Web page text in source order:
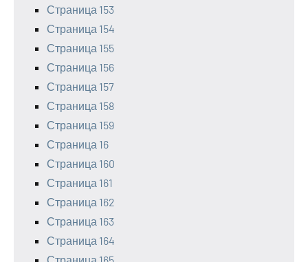
Страница 153
Страница 154
Страница 155
Страница 156
Страница 157
Страница 158
Страница 159
Страница 16
Страница 160
Страница 161
Страница 162
Страница 163
Страница 164